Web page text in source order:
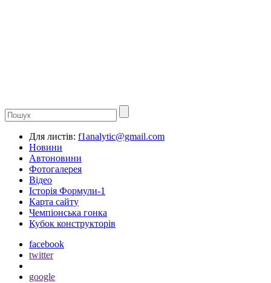
Для листів: f1analytic@gmail.com
Новини
Автоновини
Фотогалерея
Відео
Історія Формули-1
Карта сайту
Чемпіонська гонка
Кубок конструкторів
facebook
twitter
google